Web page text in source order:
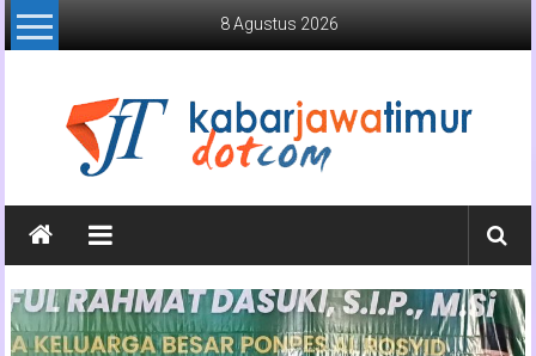
Lompat
ke
8 Agustus 2026
Kabar
Jawa
Timur
Media